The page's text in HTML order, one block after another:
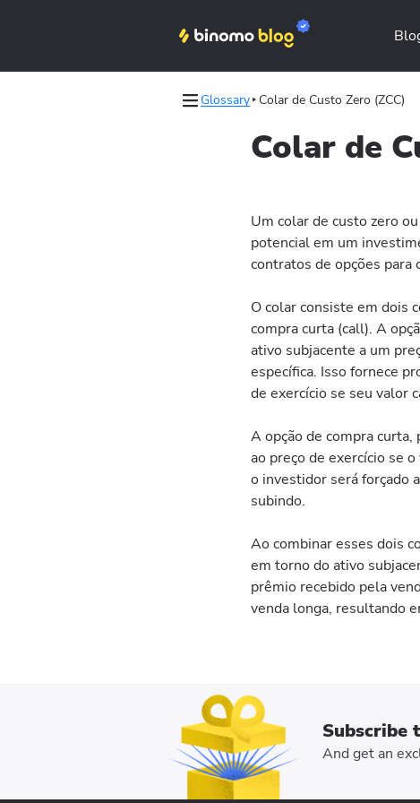
Glossary Colar de Custo Zero (ZCC)
Colar de
Um colar de custo zero
potencial em um
contratos de opções para
O colar consiste em dois
compra curta (call). A
ativo subjacente a um
específica. Isso fornece
de exercício se seu valor
A opção de compra
ao preço de exercício se
o investidor será forçado
subindo.
Ao combinar esses dois
em torno do ativo
prêmio recebido pela
venda longa, resultando
Subscribe
And get an